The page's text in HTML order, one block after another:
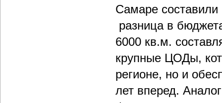
Самаре
разница в
6000 кв.м.
крупные ЦОДы,
регионе, но и
лет вперед.